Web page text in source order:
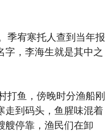
宥寒托人查到当年报
字，李海生就是其中之
鱼，傍晚时分渔船刚
走到码头，鱼腥味混着
艘停靠，渔民们在卸